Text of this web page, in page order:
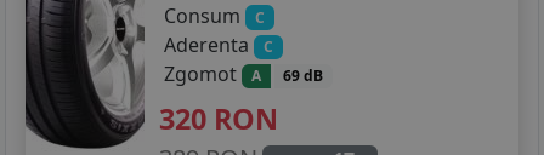
Consum
C
Aderenta C
Zgomot A 69 dB
320 RON